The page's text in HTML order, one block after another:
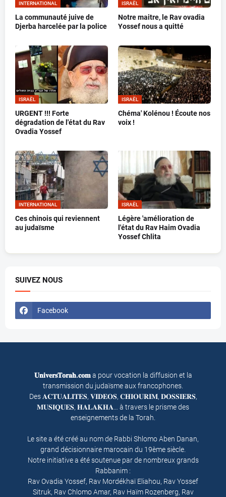
INTERNATIONAL
La communauté juive de
Djerba harcelée par la police
ISRAËL
Notre maitre, le Rav ovadia
Yossef nous a quitté
ISRAËL
URGENT !!! Forte
dégradation de l'état du Rav
Ovadia Yossef
ISRAËL
Chéma' Kolénou ! Écoute nos
voix !
INTERNATIONAL
Ces chinois qui reviennent
au judaïsme
ISRAËL
Légère 'amélioration de
l'état du Rav Haim Ovadia
Yossef Chlita
SUIVEZ NOUS
Facebook
𝐔𝐧𝐢𝐯𝐞𝐫𝐬𝐓𝐨𝐫𝐚𝐡.𝐜𝐨𝐦a pour vocation la diffusion et la
transmission du judaïsme aux francophones.
Des 𝐀𝐂𝐓𝐔𝐀𝐋𝐈𝐓𝐄𝐒, 𝐕𝐈𝐃𝐄𝐎𝐒, 𝐂𝐇𝐈𝐎𝐔𝐑𝐈𝐌, 𝐃𝐎𝐒𝐒𝐈𝐄𝐑𝐒,
𝐌𝐔𝐒𝐈𝐐𝐔𝐄𝐒, 𝐇𝐀𝐋𝐀𝐊𝐇𝐀… à travers le prisme des
enseignements de la Torah.
Le site a été créé au nom de Rabbi Shlomo Aben Danan,
grand décisionnaire marocain du 19ème siècle.
Notre initiative a été soutenue par de nombreux grands
Rabbanim :
Rav Ovadia Yossef, Rav Mordékhaï Eliahou, Rav Yossef
Sitruk, Rav Chlomo Amar, Rav Haïm Rozenberg, Rav